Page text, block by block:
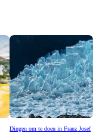
Dingen om te doen in Franz Josef